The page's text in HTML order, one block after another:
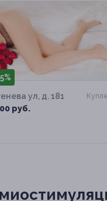
ул, д. 181
руб.